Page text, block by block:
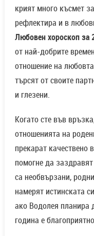
крият много късмет
рефлектира и в
Любовен хороскоп за
от най-добрите
отношение на
търсят от своите
и глезени.
Когато сте във
отношенията на
прекарат качествено
помогне да
са необвързани,
намерят истинската
ако Водолея планира
година е